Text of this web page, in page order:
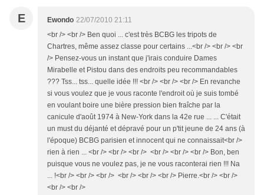
E Ewondo 22/07/2010 21:11
<br /> <br /> Ben quoi ... c'est très BCBG les tripots de
Chartres, même assez classe pour certains ...<br /> <br /> <br
/> Pensez-vous un instant que j'irais conduire Dames
Mirabelle et Pistou dans des endroits peu recommandables
??? Tss... tss... quelle idée !!! <br /> <br /> <br /> En revanche
si vous voulez que je vous raconte l'endroit où je suis tombé
en voulant boire une bière pression bien fraîche par la
canicule d'août 1974 à New-York dans la 42e rue ... ... C'était
un must du déjanté et dépravé pour un p'tit jeune de 24 ans (à
l'époque) BCBG parisien et innocent qui ne connaissait<br />
rien à rien ... <br /> <br /> <br /> <br /> <br /> <br /> Bon, ben
puisque vous ne voulez pas, je ne vous raconterai rien !!! Na
... !<br /> <br /> <br /> <br /> <br /> <br /> Pierre.<br /> <br />
<br /> <br />